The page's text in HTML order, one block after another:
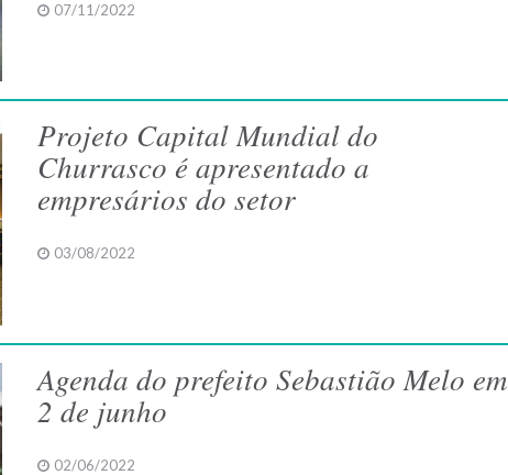
07/11/2022
Projeto Capital Mundial do
Churrasco é apresentado a
empresários do setor
03/08/2022
Agenda do prefeito Sebastião Melo em
2 de junho
02/06/2022